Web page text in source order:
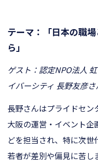
テーマ：「日本の職
ら」
ゲスト：認定NPO法人
イバーシティ 長野友彦さ
長野さんはプライドセン
大阪の運営・イベント企
どを担当され、特に次世
若者が差別や偏見に苦し